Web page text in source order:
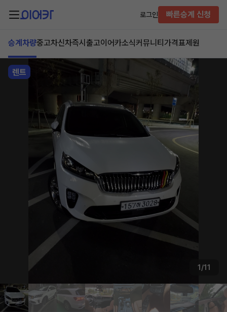
로그인 빠른승계 신청
승계차량중고차신차즉시출고이어카소식커뮤니티 가격표제원
렌트
1/11